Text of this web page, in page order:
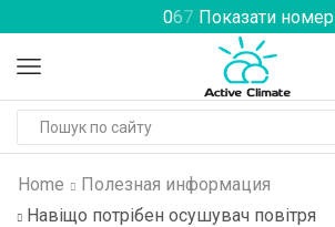
067 Показати номер
Home
Полезная информация
Навіщо потрібен осушувач повітря